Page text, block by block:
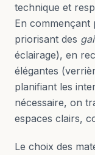
technique et
En commençant
priorisant des
éclairage), en
élégantes
planifiant les
nécessaire, on
espaces clairs,
Le choix des